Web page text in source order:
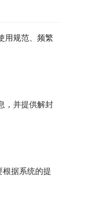
用规范、频繁
，并提供解封
根据系统的提